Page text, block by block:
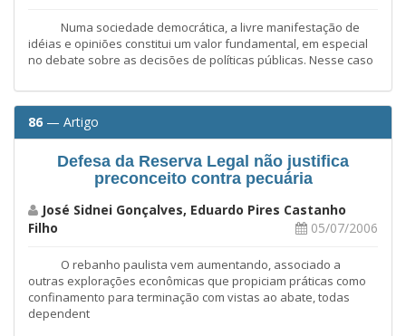
Numa sociedade democrática, a livre manifestação de
idéias e opiniões constitui um valor fundamental, em especial
no debate sobre as decisões de políticas públicas. Nesse caso
86 — Artigo
Defesa da Reserva Legal não justifica
preconceito contra pecuária
José Sidnei Gonçalves, Eduardo Pires Castanho
Filho
05/07/2006
O rebanho paulista vem aumentando, associado a
outras explorações econômicas que propiciam práticas como
confinamento para terminação com vistas ao abate, todas
dependent